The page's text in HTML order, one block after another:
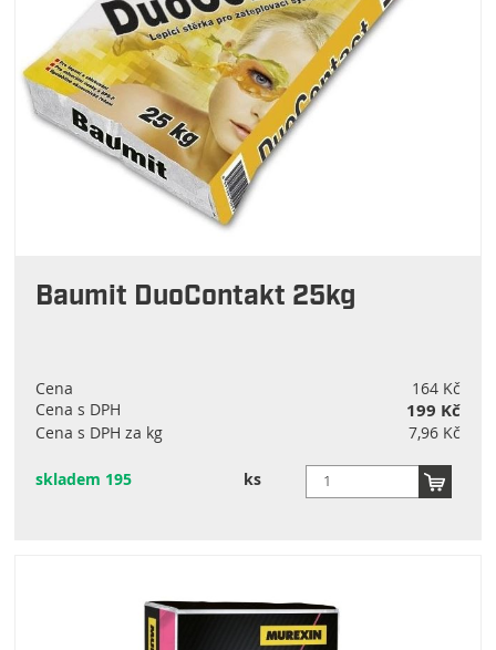
Baumit DuoContakt 25kg
Cena
164 Kč
Cena s DPH
199 Kč
Cena s DPH za kg 7,96 Kč
skladem 195 ks